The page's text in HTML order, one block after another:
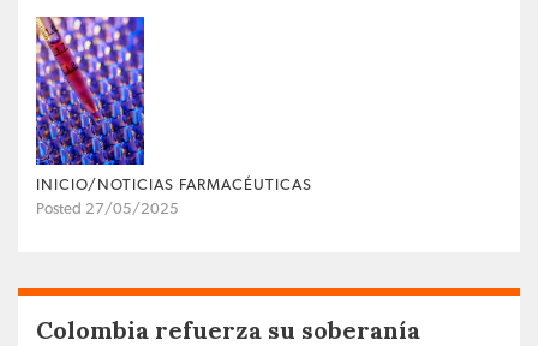
INICIO/NOTICIAS FARMACÉUTICAS
Posted 27/05/2025
Colombia refuerza su soberanía